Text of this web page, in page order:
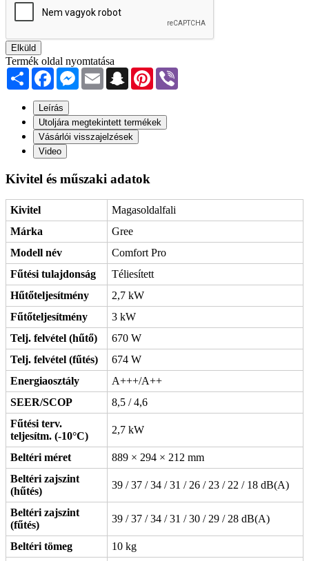
Elküld
Termék oldal nyomtatása
Share FacebookMessenger
Email SnapchatPinterest
Leírás
Utoljára megtekintett termékek
Vásárlói visszajelzések
Video
Kivitel és műszaki adatok
Kivitel
Magasoldalfali
Márka
Gree
Modell név
Comfort Pro
Fűtési tulajdonság
Téliesített
Hűtőteljesítmény
2,7 kW
Fűtőteljesítmény
3 kW
Telj. felvétel (hűtő)
670 W
Telj. felvétel (fűtés)
674 W
Energiaosztály
A+++/A++
SEER/SCOP
8,5 / 4,6
Fűtési terv.
teljesítm. (-10°C)
2,7 kW
Beltéri méret
889 × 294 × 212 mm
Beltéri zajszint
(hűtés)
39 / 37 / 34 / 31 / 26 / 23 / 22 / 18 dB(A)
Beltéri zajszint
(fűtés)
39 / 37 / 34 / 31 / 30 / 29 / 28 dB(A)
Beltéri tömeg
10 kg